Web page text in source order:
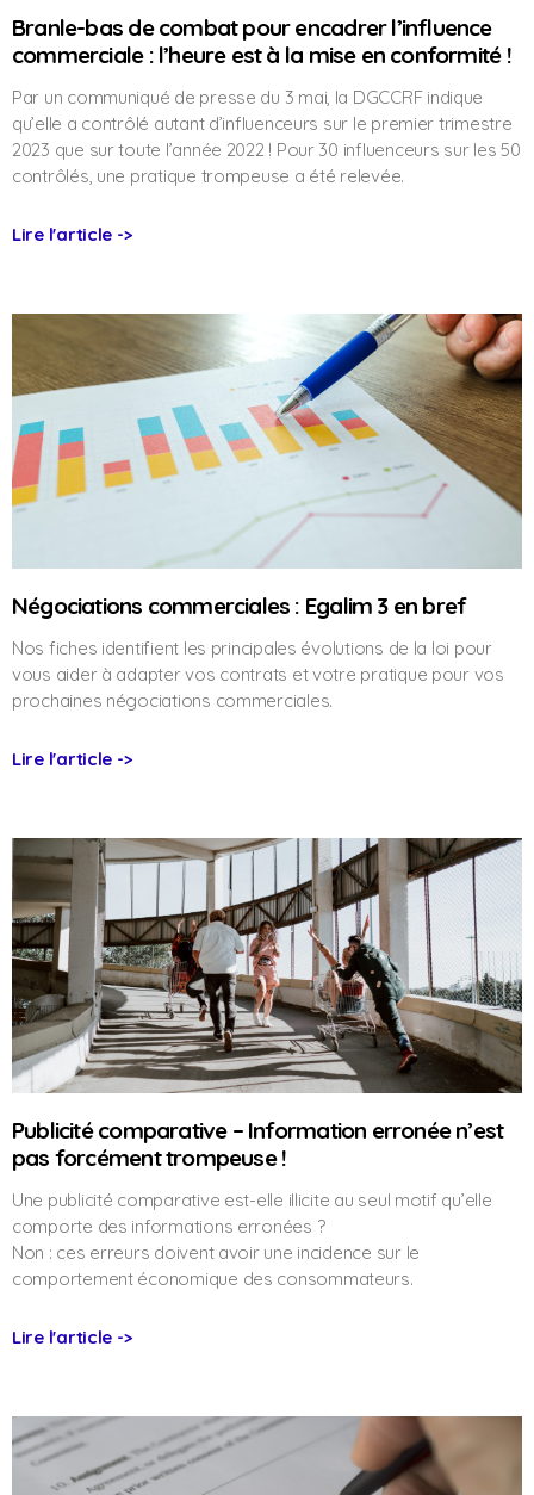
Branle-bas de combat pour encadrer l’influence
commerciale : l’heure est à la mise en conformité !
Par un communiqué de presse du 3 mai, la DGCCRF indique
qu’elle a contrôlé autant d’influenceurs sur le premier trimestre
2023 que sur toute l’année 2022 ! Pour 30 influenceurs sur les 50
contrôlés, une pratique trompeuse a été relevée.
Lire l'article ->
Négociations commerciales : Egalim 3 en bref
Nos fiches identifient les principales évolutions de la loi pour
vous aider à adapter vos contrats et votre pratique pour vos
prochaines négociations commerciales.
Lire l'article ->
Publicité comparative – Information erronée n’est
pas forcément trompeuse !
Une publicité comparative est-elle illicite au seul motif qu’elle
comporte des informations erronées ?
Non : ces erreurs doivent avoir une incidence sur le
comportement économique des consommateurs.
Lire l'article ->